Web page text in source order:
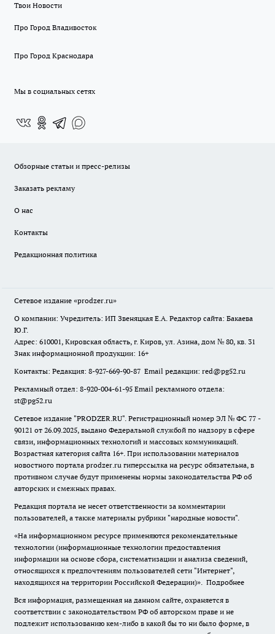
Твои Новости
Про Город Владивосток
Про Город Краснодара
Мы в социальных сетях
Обзорные статьи и пресс-релизы
Заказать рекламу
О нас
Контакты
Редакционная политика
Сетевое издание «prodzer.ru»
О компании: Учредитель: ИП Звеняцкая Е.А. Редактор сайта: Бакаева
Ю.Г.
Адрес: 610001, Кировская область, г. Киров, ул. Азина, дом № 80, кв. 31
Знак информационной продукции: 16+
Контакты: Редакция: 8-927-669-90-87 Email редакции: red@pg52.ru
Рекламный отдел: 8-920-004-61-95 Email рекламного отдела:
st@pg52.ru
Сетевое издание "PRODZER.RU". Регистрационный номер ЭЛ № ФС 77 -
90121 от 26.09.2025, выдано Федеральной службой по надзору в сфере
связи, информационных технологий и массовых коммуникаций.
Возрастная категория сайта 16+. При использовании материалов
новостного портала prodzer.ru гиперссылка на ресурс обязательна, в
противном случае будут применены нормы законодательства РФ об
авторских и смежных правах.
Редакция портала не несет ответственности за комментарии
пользователей, а также материалы рубрики "народные новости".
«На информационном ресурсе применяются рекомендательные
технологии (информационные технологии предоставления
информации на основе сбора, систематизации и анализа сведений,
относящихся к предпочтениям пользователей сети "Интернет",
находящихся на территории Российской Федерации)». Подробнее
Вся информация, размещенная на данном сайте, охраняется в
соответствии с законодательством РФ об авторском праве и не
подлежит использованию кем-либо в какой бы то ни было форме, в